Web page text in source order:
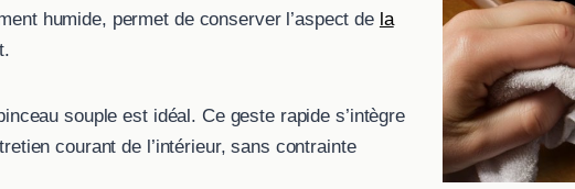
humide, permet de conserver l’aspect de la
souple est idéal. Ce geste rapide s’intègre
courant de l’intérieur, sans contrainte